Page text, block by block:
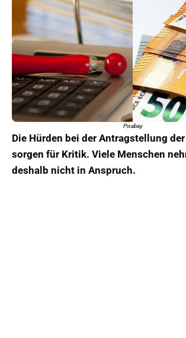
Pixabay
Die Hürden bei der Antragstellung
sorgen für Kritik. Viele Menschen
deshalb nicht in Anspruch.